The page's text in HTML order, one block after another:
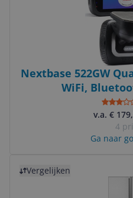
Nextbase 522GW
WiFi,
v.a. €
4
Ga naar
Vergelijken